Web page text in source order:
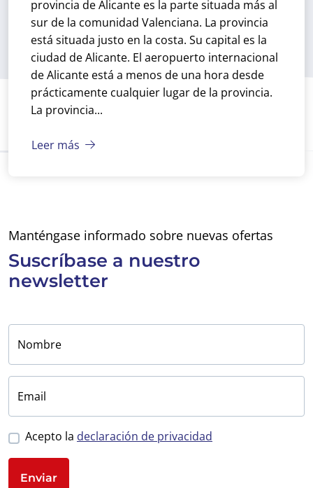
provincia de Alicante es la parte situada más al
sur de la comunidad Valenciana. La provincia
está situada justo en la costa. Su capital es la
ciudad de Alicante. El aeropuerto internacional
de Alicante está a menos de una hora desde
prácticamente cualquier lugar de la provincia.
La provincia...
Leer más
Manténgase informado sobre nuevas ofertas
Suscríbase a nuestro
newsletter
Nombre
Email
Acepto la declaración de privacidad
Enviar